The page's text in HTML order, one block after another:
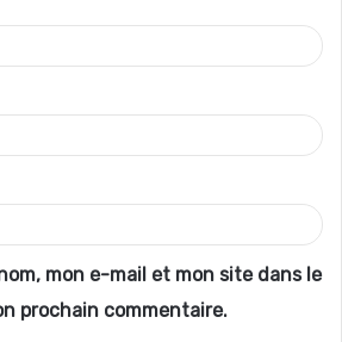
mon e-mail et mon site dans le
prochain commentaire.